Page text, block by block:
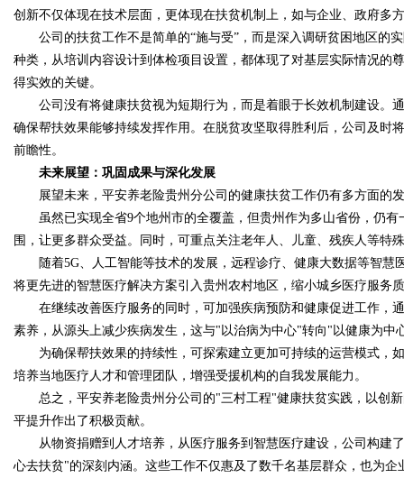
创新不仅体现在技术层面，更体现在扶贫机制上，如与企业、政府多
公司的扶贫工作不是简单的“施与受”，而是深入调研贫困地区的
种类，从培训内容设计到体检项目设置，都体现了对基层实际情况的
得实效的关键。
公司没有将健康扶贫视为短期行为，而是着眼于长效机制建设。
确保帮扶效果能够持续发挥作用。在脱贫攻坚取得胜利后，公司及时
前瞻性。
未来展望：巩固成果与深化发展
展望未来，平安养老险贵州分公司的健康扶贫工作仍有多方面的
虽然已实现全省9个地州市的全覆盖，但贵州作为多山省份，仍有
围，让更多群众受益。同时，可重点关注老年人、儿童、残疾人等特
随着5G、人工智能等技术的发展，远程诊疗、健康大数据等智慧
将更先进的智慧医疗解决方案引入贵州农村地区，缩小城乡医疗服务
在继续改善医疗服务的同时，可加强疾病预防和健康促进工作，
素养，从源头上减少疾病发生，这与"以治病为中心"转向"以健康为中
为确保帮扶效果的持续性，可探索建立更加可持续的运营模式，
培养当地医疗人才和管理团队，增强受援机构的自我发展能力。
总之，平安养老险贵州分公司的"三村工程"健康扶贫实践，以创新
平提升作出了积极贡献。
从物资捐赠到人才培养，从医疗服务到智慧医疗建设，公司构建
心去扶贫"的深刻内涵。这些工作不仅惠及了数千名基层群众，也为企